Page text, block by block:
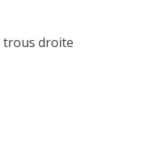
trous droite